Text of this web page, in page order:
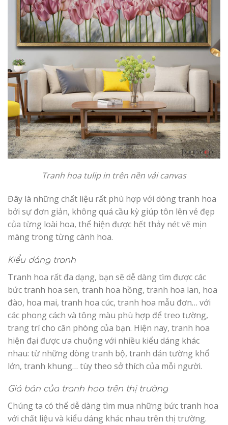
Tranh hoa tulip in trên nền vải canvas
Đây là những chất liệu rất phù hợp với dòng tranh hoa
bởi sự đơn giản, không quá cầu kỳ giúp tôn lên vẻ đẹp
của từng loài hoa, thể hiện được hết thảy nét vẽ mịn
màng trong từng cành hoa.
Kiểu dáng tranh
Tranh hoa rất đa dạng, bạn sẽ dễ dàng tìm được các
bức tranh hoa sen, tranh hoa hồng, tranh hoa lan, hoa
đào, hoa mai, tranh hoa cúc, tranh hoa mẫu đơn… với
các phong cách và tông màu phù hợp để treo tường,
trang trí cho căn phòng của bạn. Hiện nay, tranh hoa
hiện đại được ưa chuộng với nhiều kiểu dáng khác
nhau: từ những dòng tranh bộ, tranh dán tường khổ
lớn, tranh khung… tùy theo sở thích của mỗi người.
Giá bán của tranh hoa trên thị trường
Chúng ta có thể dễ dàng tìm mua những bức tranh hoa
với chất liệu và kiểu dáng khác nhau trên thị trường.